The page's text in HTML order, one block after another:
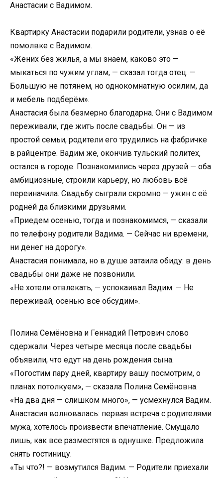
Анастасии с Вадимом.
Квартирку Анастасии подарили родители, узнав о её
помолвке с Вадимом.
«Жених без жилья, а мы знаем, каково это —
мыкаться по чужим углам, — сказал тогда отец. —
Большую не потянем, но однокомнатную осилим, да
и мебель подберём».
Анастасия была безмерно благодарна. Они с Вадимом
переживали, где жить после свадьбы. Он — из
простой семьи, родители его трудились на фабричке
в райцентре. Вадим же, окончив тульский политех,
остался в городе. Познакомились через друзей — оба
амбициозные, строили карьеру, но любовь всё
переиначила. Свадьбу сыграли скромно — ужин с её
роднёй да близкими друзьями.
«Приедем осенью, тогда и познакомимся, — сказали
по телефону родители Вадима. — Сейчас ни времени,
ни денег на дорогу».
Анастасия понимала, но в душе затаила обиду: в день
свадьбы они даже не позвонили.
«Не хотели отвлекать, — успокаивал Вадим. — Не
переживай, осенью всё обсудим».
Полина Семёновна и Геннадий Петрович слово
сдержали. Через четыре месяца после свадьбы
объявили, что едут на день рождения сына.
«Погостим пару дней, квартиру вашу посмотрим, о
планах потолкуем», — сказала Полина Семёновна.
«На два дня — слишком много», — усмехнулся Вадим.
Анастасия волновалась: первая встреча с родителями
мужа, хотелось произвести впечатление. Смущало
лишь, как все разместятся в однушке. Предложила
снять гостиницу.
«Ты что?! — возмутился Вадим. — Родители приехали